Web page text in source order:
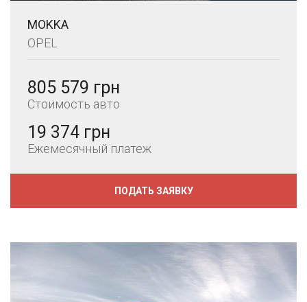
MOKKA
OPEL
805 579 грн
Стоимость авто
19 374 грн
Ежемесячный платеж
ПОДАТЬ ЗАЯВКУ